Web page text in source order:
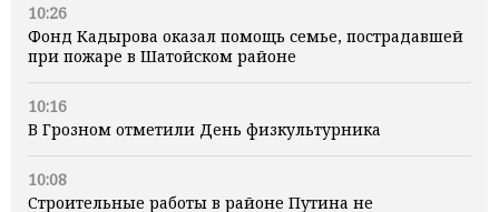
10:26
Фонд Кадырова оказал помощь семье, пострадавшей
при пожаре в Шатойском районе
10:16
В Грозном отметили День физкультурника
10:08
Строительные работы в районе Путина не